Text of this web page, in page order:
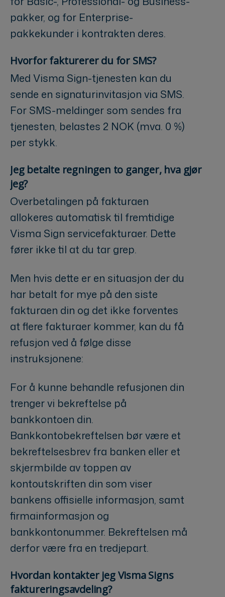
pakker, og for Enterprise-
pakkekunder i kontrakten deres.
Hvorfor fakturerer du for SMS?
Med Visma Sign-tjenesten kan du
sende en signaturinvitasjon via SMS.
For SMS-meldinger som sendes fra
tjenesten, belastes 2 NOK (mva. 0 %)
per stykk.
Jeg betalte regningen to ganger, hva gjør
jeg?
Overbetalingen på fakturaen
allokeres automatisk til fremtidige
Visma Sign servicefakturaer. Dette
fører ikke til at du tar grep.
Men hvis dette er en situasjon der du
har betalt for mye på den siste
fakturaen din og det ikke forventes
at flere fakturaer kommer, kan du få
refusjon ved å følge disse
instruksjonene:
For å kunne behandle refusjonen din
trenger vi bekreftelse på
bankkontoen din.
Bankkontobekreftelsen bør være et
bekreftelsesbrev fra banken eller et
skjermbilde av toppen av
kontoutskriften din som viser
bankens offisielle informasjon, samt
firmainformasjon og
bankkontonummer. Bekreftelsen må
derfor være fra en tredjepart.
Hvordan kontakter jeg Visma Signs
faktureringsavdeling?